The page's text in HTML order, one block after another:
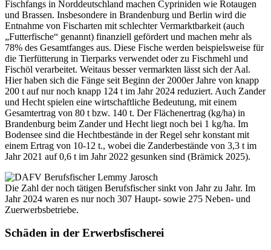
Fischfangs in Norddeutschland machen Cypriniden wie Rotaugen
und Brassen. Insbesondere in Brandenburg und Berlin wird die
Entnahme von Fischarten mit schlechter Vermarktbarkeit (auch
„Futterfische“ genannt) finanziell gefördert und machen mehr als
78% des Gesamtfanges aus. Diese Fische werden beispielsweise für
die Tierfütterung in Tierparks verwendet oder zu Fischmehl und
Fischöl verarbeitet. Weitaus besser vermarkten lässt sich der Aal.
Hier haben sich die Fänge seit Beginn der 2000er Jahre von knapp
200 t auf nur noch knapp 124 t im Jahr 2024 reduziert. Auch Zander
und Hecht spielen eine wirtschaftliche Bedeutung, mit einem
Gesamtertrag von 80 t bzw. 140 t. Der Flächenertrag (kg/ha) in
Brandenburg beim Zander und Hecht liegt noch bei 1 kg/ha. Im
Bodensee sind die Hechtbestände in der Regel sehr konstant mit
einem Ertrag von 10-12 t., wobei die Zanderbestände von 3,3 t im
Jahr 2021 auf 0,6 t im Jahr 2022 gesunken sind (Brämick 2025).
Die Zahl der noch tätigen Berufsfischer sinkt von Jahr zu Jahr. Im
Jahr 2024 waren es nur noch 307 Haupt- sowie 275 Neben- und
Zuerwerbsbetriebe.
Schäden in der Erwerbsfischerei